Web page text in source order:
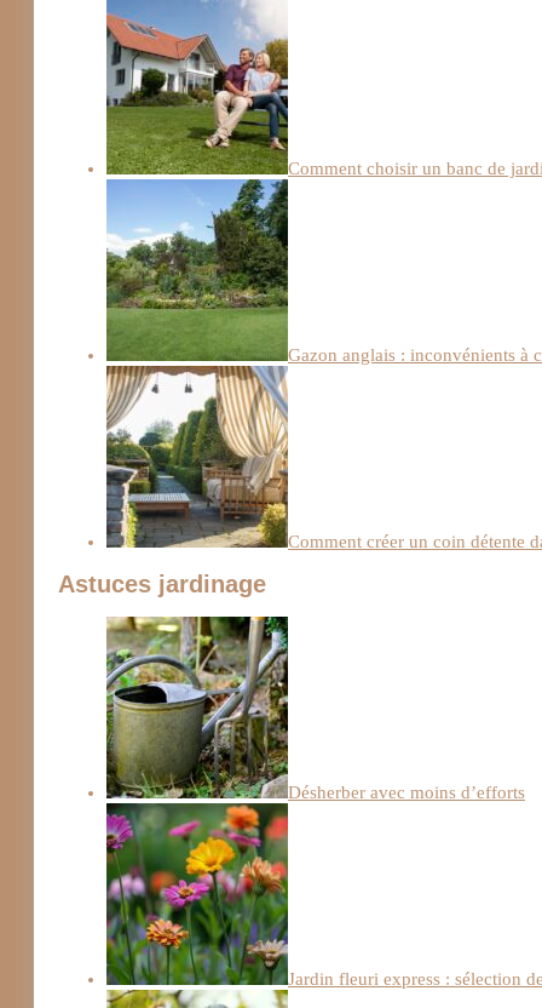
Comment choisir un banc de
Gazon anglais : inconvénients à
Comment créer un coin détente
Astuces jardinage
Désherber avec moins d’efforts
Jardin fleuri express : sélection